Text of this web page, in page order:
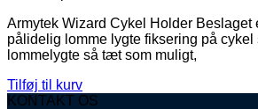
Armytek Wizard Cykel Holder Beslaget
pålidelig lomme lygte fiksering på cykel
lommelygte så tæt som muligt,
Tilføj til kurv
KONTAKT OS